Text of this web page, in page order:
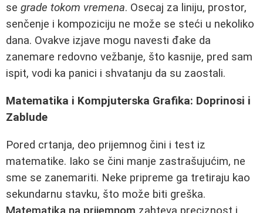
se grade tokom vremena. Osecaj za liniju, prostor,
senčenje i kompoziciju ne može se steći u nekoliko
dana. Ovakve izjave mogu navesti đake da
zanemare redovno vežbanje, što kasnije, pred sam
ispit, vodi ka panici i shvatanju da su zaostali.
Matematika i Kompjuterska Grafika: Doprinosi i
Zablude
Pored crtanja, deo prijemnog čini i test iz
matematike. Iako se čini manje zastrašujućim, ne
sme se zanemariti. Neke pripreme ga tretiraju kao
sekundarnu stavku, što može biti greška.